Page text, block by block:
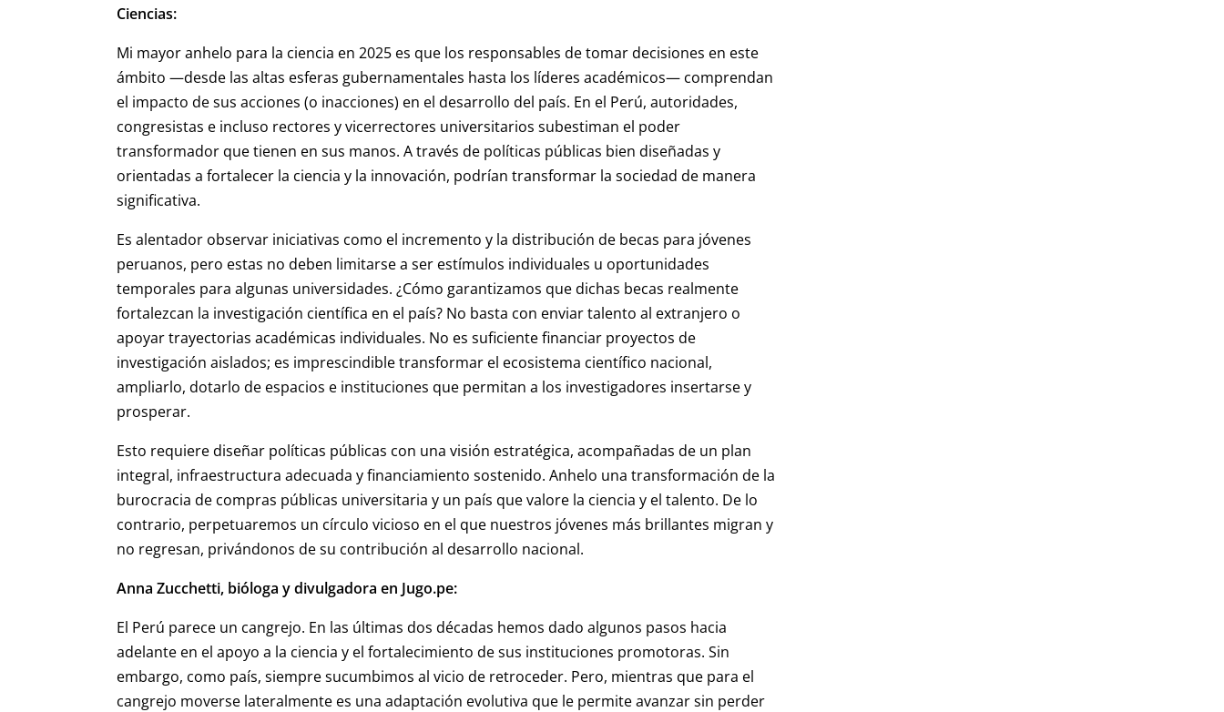
Ciencias:
Mi mayor anhelo para la ciencia en 2025 es que los responsables de tomar decisiones en este
ámbito —desde las altas esferas gubernamentales hasta los líderes académicos— comprendan
el impacto de sus acciones (o inacciones) en el desarrollo del país. En el Perú, autoridades,
congresistas e incluso rectores y vicerrectores universitarios subestiman el poder
transformador que tienen en sus manos. A través de políticas públicas bien diseñadas y
orientadas a fortalecer la ciencia y la innovación, podrían transformar la sociedad de manera
significativa.
Es alentador observar iniciativas como el incremento y la distribución de becas para jóvenes
peruanos, pero estas no deben limitarse a ser estímulos individuales u oportunidades
temporales para algunas universidades. ¿Cómo garantizamos que dichas becas realmente
fortalezcan la investigación científica en el país? No basta con enviar talento al extranjero o
apoyar trayectorias académicas individuales. No es suficiente financiar proyectos de
investigación aislados; es imprescindible transformar el ecosistema científico nacional,
ampliarlo, dotarlo de espacios e instituciones que permitan a los investigadores insertarse y
prosperar.
Esto requiere diseñar políticas públicas con una visión estratégica, acompañadas de un plan
integral, infraestructura adecuada y financiamiento sostenido. Anhelo una transformación de la
burocracia de compras públicas universitaria y un país que valore la ciencia y el talento. De lo
contrario, perpetuaremos un círculo vicioso en el que nuestros jóvenes más brillantes migran y
no regresan, privándonos de su contribución al desarrollo nacional.
Anna Zucchetti, bióloga y divulgadora en Jugo.pe:
El Perú parece un cangrejo. En las últimas dos décadas hemos dado algunos pasos hacia
adelante en el apoyo a la ciencia y el fortalecimiento de sus instituciones promotoras. Sin
embargo, como país, siempre sucumbimos al vicio de retroceder. Pero, mientras que para el
cangrejo moverse lateralmente es una adaptación evolutiva que le permite avanzar sin perder